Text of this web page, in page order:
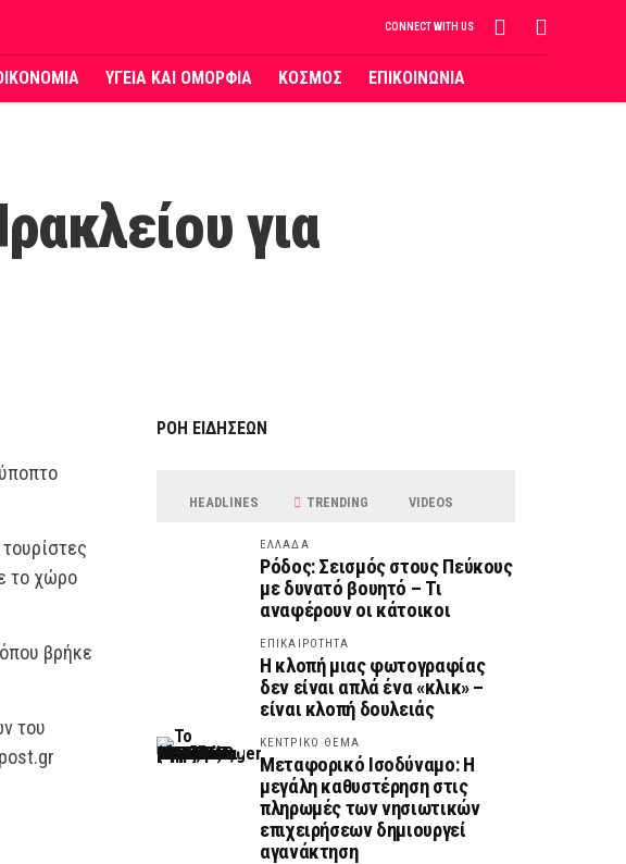
CONNECT WITH US
ΥΓΕΙΑ ΚΑΙ ΟΜΟΡΦΙΑ ΚΟΣΜΟΣ ΕΠΙΚΟΙΝΩΝΙΑ
για
το χώρο
βρήκε
του
ΡΟΗ ΕΙΔΗΣΕΩΝ
HEADLINES TRENDING VIDEOS
ΕΛΛΑΔΑ
Ρόδος: Σεισμός στους Πεύκους
με δυνατό βουητό – Τι
αναφέρουν οι κάτοικοι
ΕΠΙΚΑΙΡΟΤΗΤΑ
Η κλοπή μιας φωτογραφίας
δεν είναι απλά ένα «κλικ» –
είναι κλοπή δουλειάς
ΚΕΝΤΡΙΚΟ ΘΕΜΑ
Μεταφορικό Ισοδύναμο: Η
μεγάλη καθυστέρηση στις
πληρωμές των νησιωτικών
επιχειρήσεων δημιουργεί
αγανάκτηση